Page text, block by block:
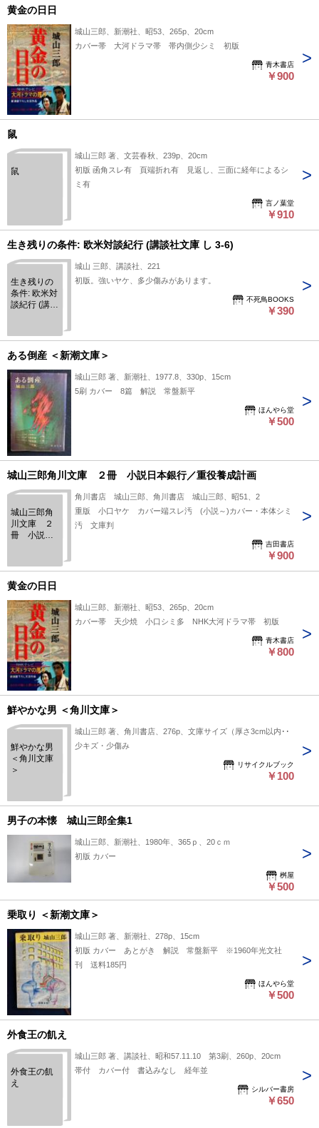
黄金の日日
城山三郎、新潮社、昭53、265p、20cm
カバー帯 大河ドラマ帯 帯内側少シミ 初版
青木書店
￥900
鼠
鼠
城山三郎 著、文芸春秋、239p、20cm
初版 函角スレ有 頁端折れ有 見返し、三面に経年によるシ
ミ有
言ノ葉堂
￥910
生き残りの条件: 欧米対談紀行 (講談社文庫 し 3-6)
生き残りの
条件: 欧米対
談紀行 (講談
城山 三郎、講談社、221
初版。強いヤケ、多少傷みがあります。
不死鳥BOOKS
￥390
ある倒産 ＜新潮文庫＞
城山三郎 著、新潮社、1977.8、330p、15cm
5刷 カバー 8篇 解説 常盤新平
ほんやら堂
￥500
城山三郎角川文庫 ２冊 小説日本銀行／重役養成計画
城山三郎角
川文庫 ２
冊 小説日
角川書店 城山三郎、角川書店 城山三郎、昭51、2
重版 小口ヤケ カバー端スレ汚 (小説～)カバー・本体シミ
汚 文庫判
吉田書店
￥900
黄金の日日
城山三郎、新潮社、昭53、265p、20cm
カバー帯 天少焼 小口シミ多 NHK大河ドラマ帯 初版
青木書店
￥800
鮮やかな男 ＜角川文庫＞
鮮やかな男
＜角川文庫
＞
城山三郎 著、角川書店、276p、文庫サイズ（厚さ3cm以内）
少キズ・少傷み
リサイクルブック
￥100
男子の本懐 城山三郎全集1
城山三郎、新潮社、1980年、365ｐ、20ｃｍ
初版 カバー
桝屋
￥500
乗取り ＜新潮文庫＞
城山三郎 著、新潮社、278p、15cm
初版 カバー あとがき 解説 常盤新平 ※1960年光文社
刊 送料185円
ほんやら堂
￥500
外食王の飢え
外食王の飢
え
城山三郎 著、講談社、昭和57.11.10 第3刷、260p、20cm
帯付 カバー付 書込みなし 経年並
シルバー書房
￥650